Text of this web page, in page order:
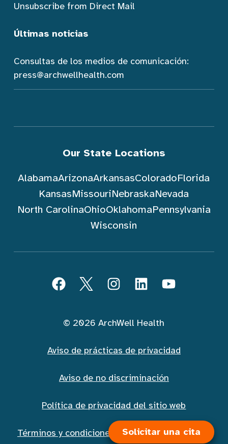
Solicitar una cita
Unsubscribe from Direct Mail
Últimas noticias
Consultas de los medios de comunicación:
press@archwellhealth.com
Our State Locations
AlabamaArizonaArkansasColoradoFlorida
KansasMissouriNebraskaNevada
North CarolinaOhioOklahomaPennsylvania
Wisconsin
FacebookTwitterInstagramLinkedInYouTube
© 2026 ArchWell Health
Aviso de prácticas de privacidad
Aviso de no discriminación
Política de privacidad del sitio web
Términos y condiciones de la mensajería móvil